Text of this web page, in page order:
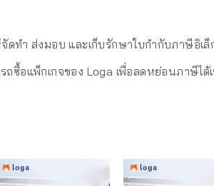
ทำ ส่งมอบ และเก็บรักษาใบกำกับภาษีอิเ
ซื้อแพ็กเกจของ Loga เพื่อลดหย่อนภาษีได้